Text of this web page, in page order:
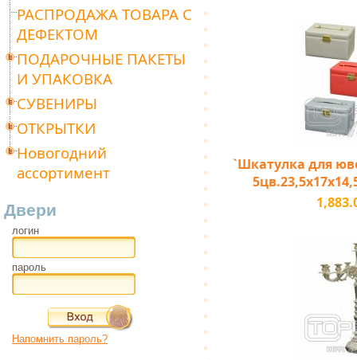
РАСПРОДАЖА ТОВАРА С
ДЕФЕКТОМ
ПОДАРОЧНЫЕ ПАКЕТЫ
И УПАКОВКА
СУВЕНИРЫ
ОТКРЫТКИ
Новогодний
ассортимент
Двери
логин
пароль
Напомнить пароль?
`Шкатулка для